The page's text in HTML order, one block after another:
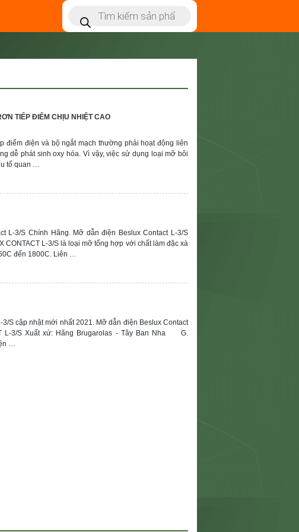
TIẾP ĐIỂM CHỊU NHIỆT CAO
điểm điện và bộ ngắt mạch thường phải hoạt động liên
dễ phát sinh oxy hóa. Vì vậy, việc sử dụng loại mỡ bôi
tố quan …
L-3/S Chính Hãng. Mỡ dẫn điện Beslux Contact L-3/S
CONTACT L-3/S là loại mỡ tổng hợp với chất làm đặc xà
đến 1800C. Liên …
S cập nhật mới nhất 2021. Mỡ dẫn điện Beslux Contact
L-3/S Xuất xứ: Hãng Brugarolas - Tây Ban Nha G.
…